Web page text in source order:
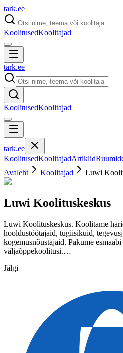
tark.ee
KoolitusedKoolitajad
tark.ee
KoolitusedKoolitajad
tark.ee
KoolitusedKoolitajadArtiklid
Avaleht
Koolitajad Luwi
Luwi Koolituskeskus
Luwi Koolituskeskus. Koolitame
hooldustöötajaid, tugiisikuid,
kogemusnõustajaid. Pakume
väljaõppekoolitusi.…
Jälgi